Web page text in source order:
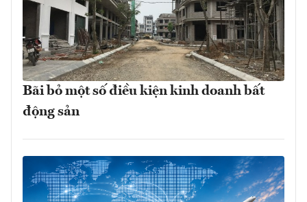
Bãi bỏ một số điều kiện kinh doanh bất
động sản